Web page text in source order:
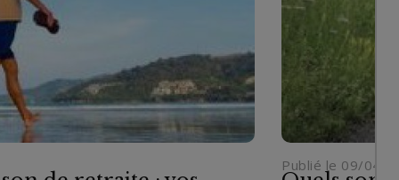
Publié le 09/04/